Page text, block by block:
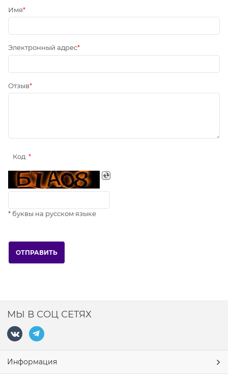
Имя
Электронный адрес
Отзыв
Код
* буквы на русском языке
МЫ В СОЦ СЕТЯХ
Информация